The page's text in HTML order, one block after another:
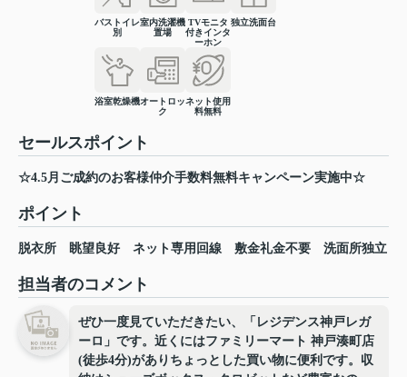
バストイレ
別
室内洗濯機
置場
TVモニタ
付きインタ
ーホン
独立洗面台
浴室乾燥機オートロッ
ク
ネット使用
料無料
セールスポイント
☆4.5月ご成約のお客様仲介手数料無料キャンペーン実施中☆
ポイント
脱衣所 眺望良好 ネット専用回線 敷金礼金不要 洗面所独立
担当者のコメント
ぜひ一度見ていただきたい、「レジデンス神戸レガ
ーロ」です。近くにはファミリーマート 神戸湊町店
(徒歩4分)がありちょっとした買い物に便利です。収